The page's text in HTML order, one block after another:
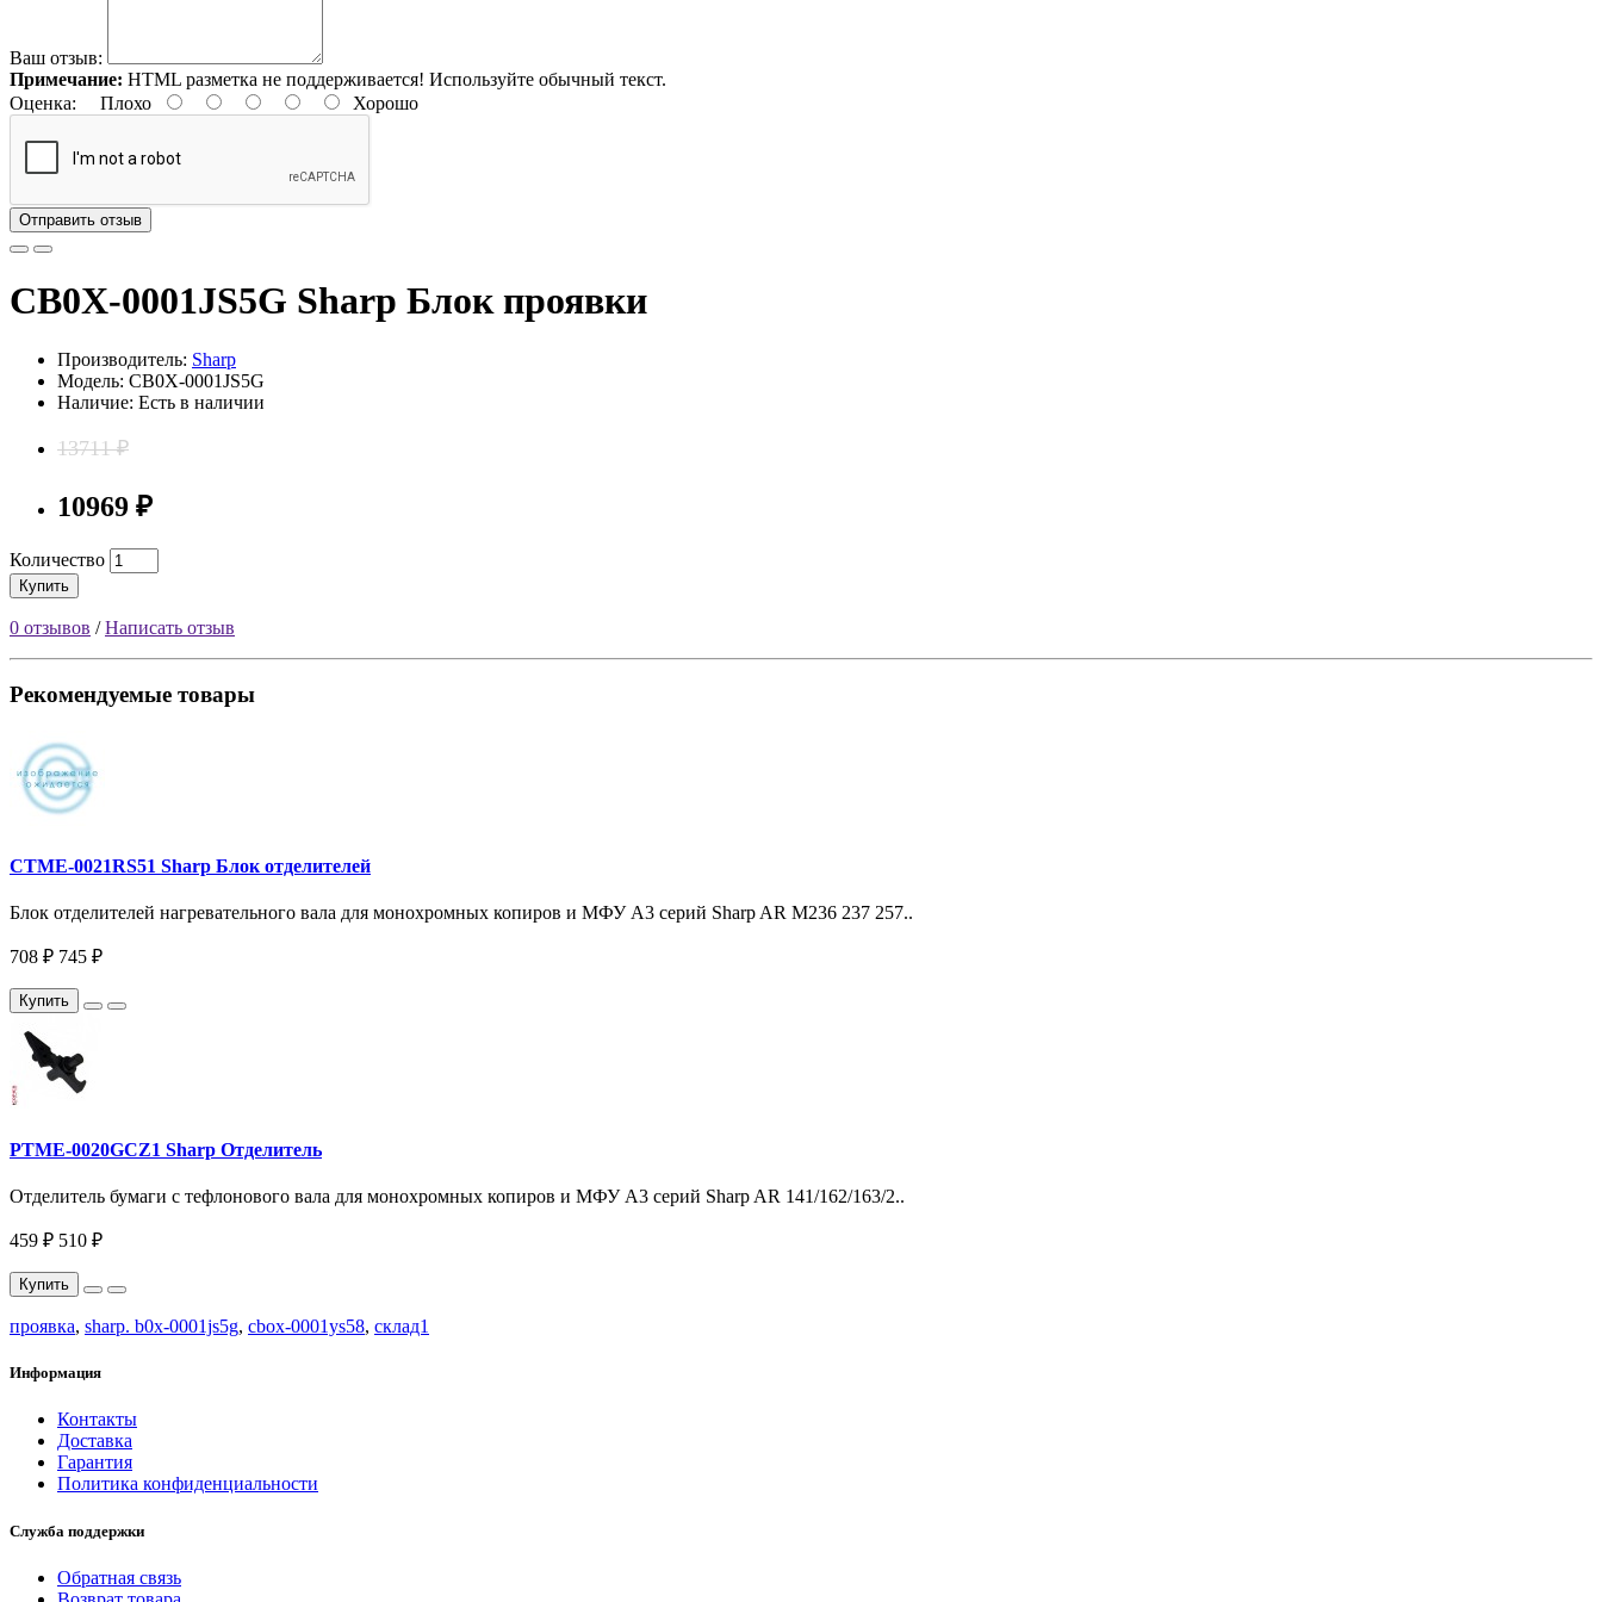
Ваш отзыв:
Примечание: HTML разметка не поддерживается! Используйте обычный текст.
Оценка: Плохо Хорошо
Отправить отзыв
CB0X-0001JS5G Sharp Блок проявки
Производитель: Sharp
Модель: CB0X-0001JS5G
Наличие: Есть в наличии
13711 ₽
10969 ₽
Количество
Купить
0 отзывов /Написать отзыв
Рекомендуемые товары
CTME-0021RS51 Sharp Блок отделителей
Блок отделителей нагревательного вала для монохромных копиров и МФУ A3 серий Sharp AR M236 237 257..
708 ₽ 745 ₽
Купить
PTME-0020GCZ1 Sharp Отделитель
Отделитель бумаги с тефлонового вала для монохромных копиров и МФУ A3 серий Sharp AR 141/162/163/2..
459 ₽ 510 ₽
Купить
проявка, sharp. b0x-0001js5g, cbox-0001ys58, склад1
Информация
Контакты
Доставка
Гарантия
Политика конфиденциальности
Служба поддержки
Обратная связь